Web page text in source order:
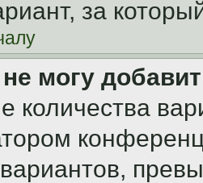
за
могу
количества
вариантов,